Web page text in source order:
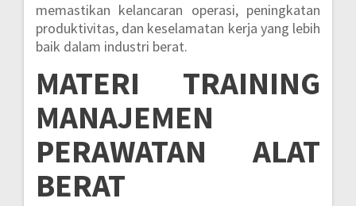
memastikan kelancaran operasi, peningkatan
produktivitas, dan keselamatan kerja yang lebih
baik dalam industri berat.
MATERI TRAINING
MANAJEMEN
PERAWATAN ALAT
BERAT